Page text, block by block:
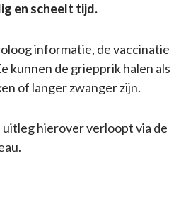
en scheelt tijd.
informatie, de vaccinatie
kunnen de griepprik halen als
of langer zwanger zijn.
uitleg hierover verloopt via de